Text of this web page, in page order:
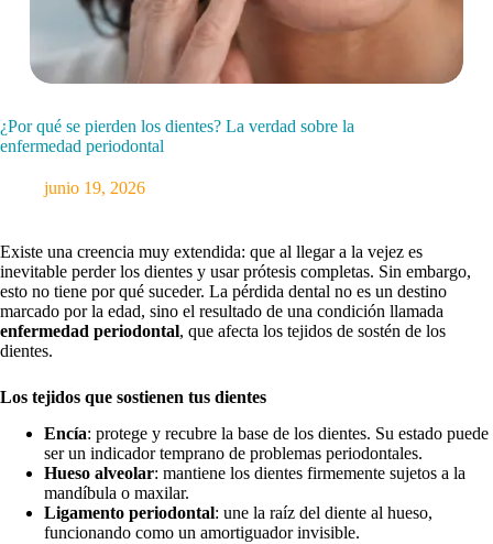
¿Por qué se pierden los dientes? La verdad sobre la
enfermedad periodontal
junio 19, 2026
Existe una creencia muy extendida: que al llegar a la vejez es
inevitable perder los dientes y usar prótesis completas. Sin embargo,
esto no tiene por qué suceder. La pérdida dental no es un destino
marcado por la edad, sino el resultado de una condición llamada
enfermedad periodontal, que afecta los tejidos de sostén de los
dientes.
Los tejidos que sostienen tus dientes
Encía: protege y recubre la base de los dientes. Su estado puede
ser un indicador temprano de problemas periodontales.
Hueso alveolar: mantiene los dientes firmemente sujetos a la
mandíbula o maxilar.
Ligamento periodontal: une la raíz del diente al hueso,
funcionando como un amortiguador invisible.